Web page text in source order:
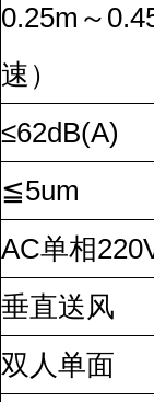
0.25m～
速）
≤62dB(A)
≦5um
AC单相
垂直送风
双人单面